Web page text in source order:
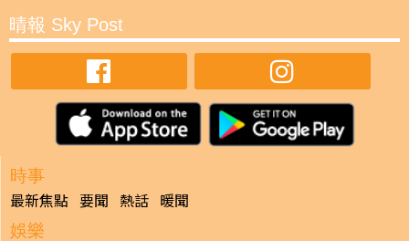
晴報 Sky Post
時事
最新焦點 要聞 熱話 暖聞
娛樂